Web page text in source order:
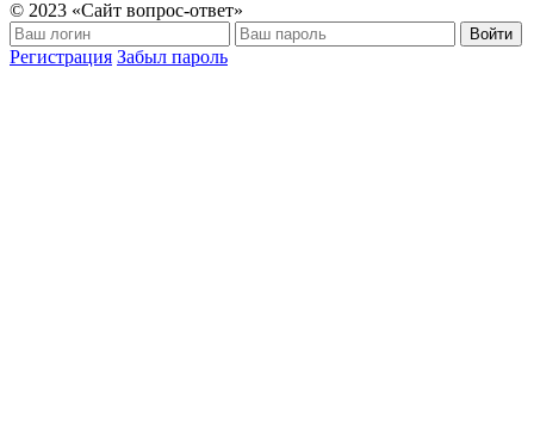
© 2023 «Сайт вопрос-ответ»
Войти
Регистрация Забыл пароль